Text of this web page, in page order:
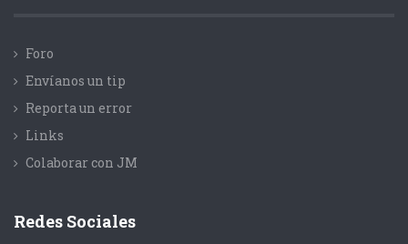
Foro
Envíanos un tip
Reporta un error
Links
Colaborar con JM
Redes Sociales